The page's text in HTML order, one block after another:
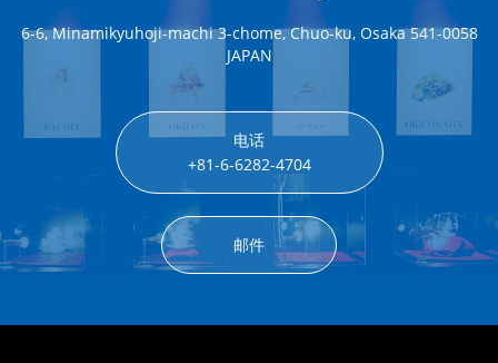
6-6, Minamikyuhoji-machi 3-chome, Chuo-ku, Osaka 541-0058
JAPAN
电话
+81-6-6282-4704
邮件